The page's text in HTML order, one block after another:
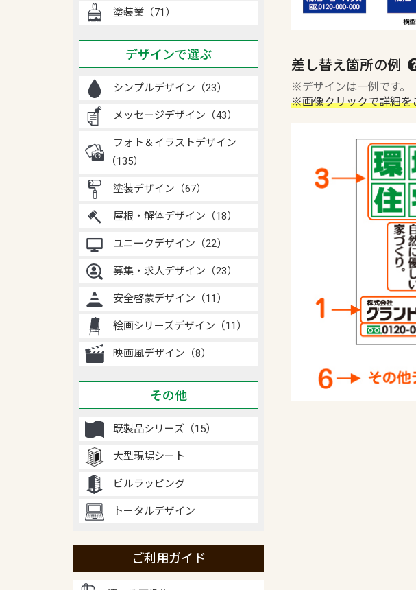
差し替え箇所の例
※デザインは一例です。
※画像クリックで詳細を
塗装業（71）
デザインで選ぶ
シンプルデザイン（23）
メッセージデザイン（43）
フォト＆イラストデザイン
（135）
塗装デザイン（67）
屋根・解体デザイン（18）
ユニークデザイン（22）
募集・求人デザイン（23）
安全啓蒙デザイン（11）
絵画シリーズデザイン（11）
映画風デザイン（8）
その他
既製品シリーズ（15）
大型現場シート
ビルラッピング
トータルデザイン
ご利用ガイド